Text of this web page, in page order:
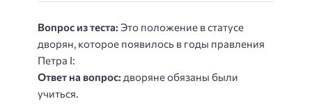
Вопрос из теста: Это положение в статусе
дворян, которое появилось в годы правления
Петра I:
Ответ на вопрос: дворяне обязаны были
учиться.